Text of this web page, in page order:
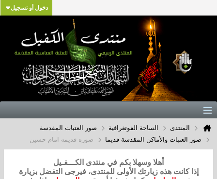
دخول أو تسجيل
المنتدى الساحة الفوتغرافية
صور العتبات المقدسة
صور العتبات والأماكن المقدسة قديما
صوره قديمه امام حسين
أهلا وسهلا بكم في منتدى الكـــفـيل
إذا كانت هذه زيارتك الأولى للمنتدى، فيرجى التفضل بزيارة